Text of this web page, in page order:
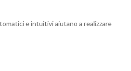
e intuitivi aiutano a realizzare